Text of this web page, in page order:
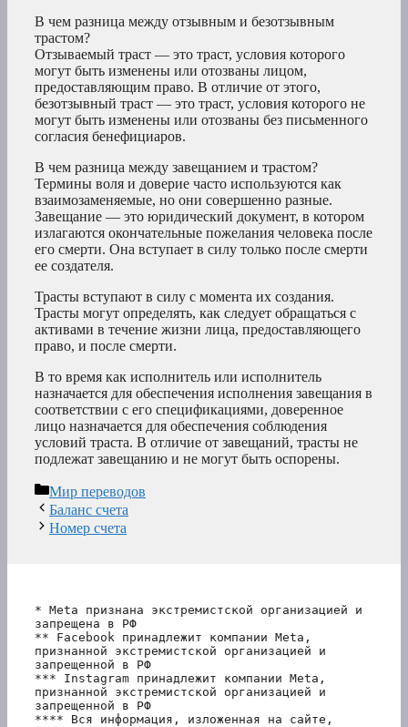
В чем разница между отзывным и безотзывным
трастом?
Отзываемый траст — это траст, условия которого
могут быть изменены или отозваны лицом,
предоставляющим право. В отличие от этого,
безотзывный траст — это траст, условия которого не
могут быть изменены или отозваны без письменного
согласия бенефициаров.
В чем разница между завещанием и трастом?
Термины воля и доверие часто используются как
взаимозаменяемые, но они совершенно разные.
Завещание — это юридический документ, в котором
излагаются окончательные пожелания человека после
его смерти. Она вступает в силу только после смерти
ее создателя.
Трасты вступают в силу с момента их создания.
Трасты могут определять, как следует обращаться с
активами в течение жизни лица, предоставляющего
право, и после смерти.
В то время как исполнитель или исполнитель
назначается для обеспечения исполнения завещания в
соответствии с его спецификациями, доверенное
лицо назначается для обеспечения соблюдения
условий траста. В отличие от завещаний, трасты не
подлежат завещанию и не могут быть оспорены.
Рубрики
Мир переводов
Баланс счета
Номер счета
* Meta признана экстремистской организацией и
запрещена в РФ
** Facebook принадлежит компании Meta,
признанной экстремистской организацией и
запрещенной в РФ
*** Instagram принадлежит компании Meta,
признанной экстремистской организацией и
запрещенной в РФ
**** Вся информация, изложенная на сайте,